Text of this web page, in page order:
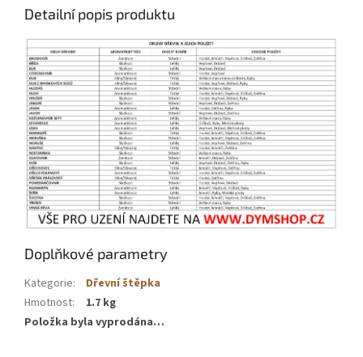
Detailní popis produktu
Doplňkové parametry
Kategorie:
Dřevní štěpka
Hmotnost:
1.7 kg
Položka byla vyprodána…